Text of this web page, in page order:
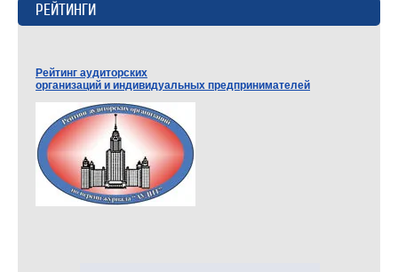
РЕЙТИНГИ
Рейтинг аудиторских
организаций и индивидуальных предпринимателей